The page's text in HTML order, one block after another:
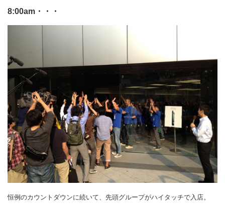
8:00am・・・
恒例のカウントダウンに続いて、先頭グループがハイタッチで入店。